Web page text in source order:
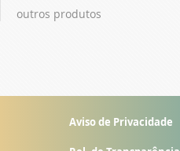
outros produtos
Aviso de Privacidade